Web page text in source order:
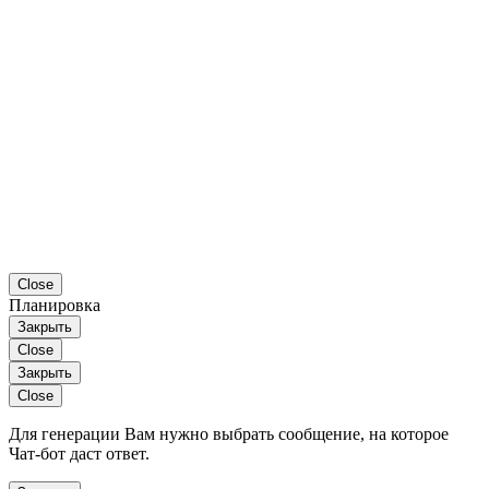
Close
Планировка
Закрыть
Close
Закрыть
Close
Для генерации Вам нужно выбрать сообщение, на которое
Чат-бот даст ответ.